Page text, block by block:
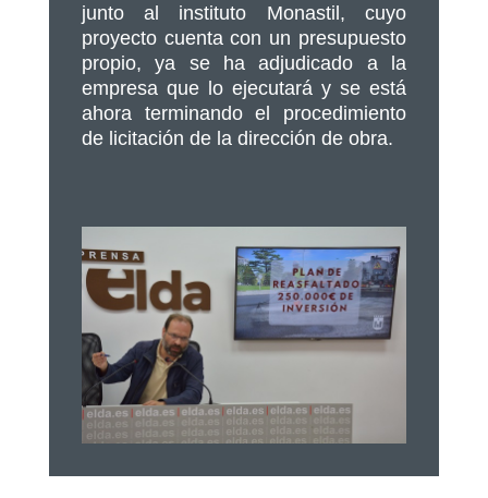
junto al instituto Monastil, cuyo
proyecto cuenta con un presupuesto
propio, ya se ha adjudicado a la
empresa que lo ejecutará y se está
ahora terminando el procedimiento
de licitación de la dirección de obra.